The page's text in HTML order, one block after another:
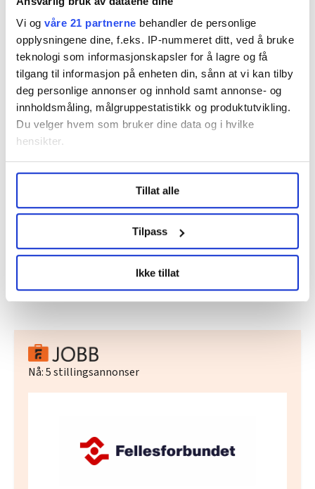
Vi og våre 21 partnerne behandler de personlige
opplysningene dine, f.eks. IP-nummeret ditt, ved å bruke
teknologi som informasjonskapsler for å lagre og få
tilgang til informasjon på enheten din, sånn at vi kan tilby
deg personlige annonser og innhold samt annonse- og
innholdsmåling, målgruppestatistikk og produktutvikling.
Du velger hvem som bruker dine data og i hvilke
hensikter.
Undermer infokan du lese om hvordan dine personlige
data behandles og hvordan du kan velge hvordan de skal
brukes. Du kan hele tiden endre eller trekke tilbake ditt
samtykke fra erklæringen om informasjonskapsler.
LO Medias publikasjoner frifagbevegelse.no, hk-nytt.no
og fontene.no bruker informasjonskapsler (cookies) for å
lære hvordan våre nettsider blir brukt slik at vi tilby
Vi deler bare informasjon om hvordan du bruker
nettstedet med LO Medias egne samarbeidspartnere
innenfor analyse og annonsering. Disse er angitt i
oversikten lengre ned på denne siden.
Tillat alle
Tilpass
Ikke tillat
– Vi må finne ut hvor mye, og så diskutere hvilke
endringer vi som parter og samfunn er villige til å
gjøre. Men dette må løses klokt: Vi skal fortsatt ha
verdens beste sykelønnsordning som et sikkerhetsnett
for dem som trenger det, mener Bernt G. Apeland.
Denne artikkelen er over ett år gammel
sykefravær
Del artikkel
Nå:5stillingsannonser